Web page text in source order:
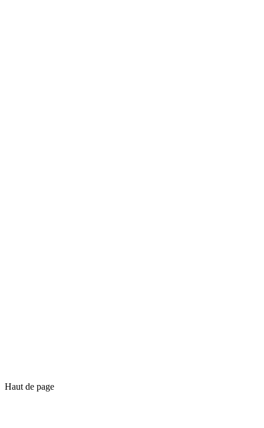
Haut de page